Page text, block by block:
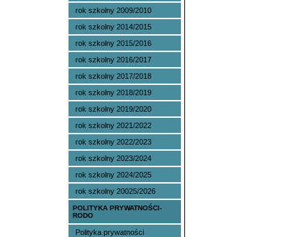
rok szkolny 2009/2010
rok szkolny 2014/2015
rok szkolny 2015/2016
rok szkolny 2016/2017
rok szkolny 2017/2018
rok szkolny 2018/2019
rok szkolny 2019/2020
rok szkolny 2021/2022
rok szkolny 2022/2023
rok szkolny 2023/2024
rok szkolny 2024/2025
rok szkolny 20025/2026
POLITYKA PRYWATNOŚCI-
RODO
Polityka prywatności